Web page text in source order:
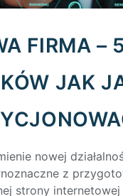
FIRMA –
JAK
nowej
z
strony